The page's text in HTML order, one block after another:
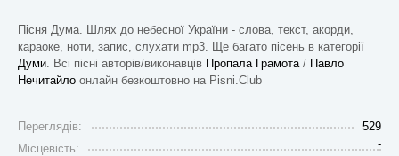
Пісня Дума. Шлях до небесної України - слова, текст, акорди,
караоке, ноти, запис, слухати mp3. Ще багато пісень в категорії
Думи. Всі пісні авторів/виконавців Пропала Грамота/ Павло
Нечитайло онлайн безкоштовно на Pisni.Club
Переглядів:
529
Місцевість:
-